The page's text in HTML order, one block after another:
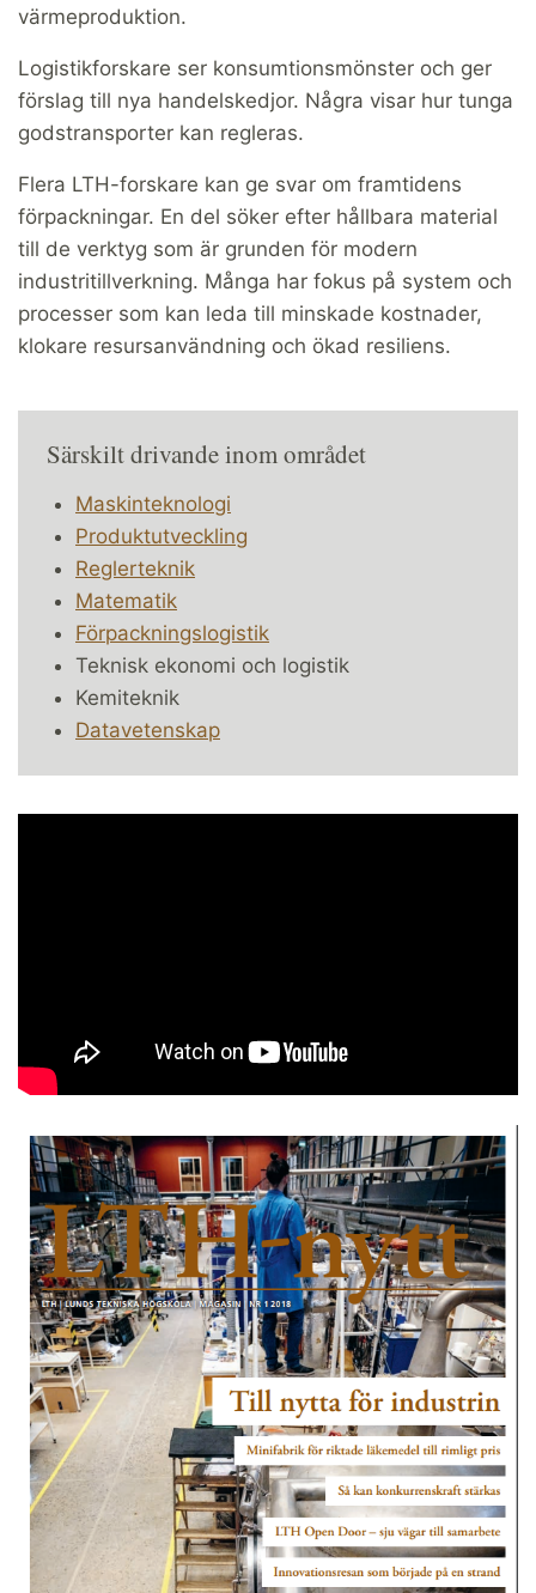
värmeproduktion.
Logistikforskare ser konsumtionsmönster och ger
förslag till nya handelskedjor. Några visar hur tunga
godstransporter kan regleras.
Flera LTH-forskare kan ge svar om framtidens
förpackningar. En del söker efter hållbara material
till de verktyg som är grunden för modern
industritillverkning. Många har fokus på system och
processer som kan leda till minskade kostnader,
klokare resursanvändning och ökad resiliens.
Särskilt drivande inom området
Maskinteknologi
Produktutveckling
Reglerteknik
Matematik
Förpackningslogistik
Teknisk ekonomi och logistik
Kemiteknik
Datavetenskap